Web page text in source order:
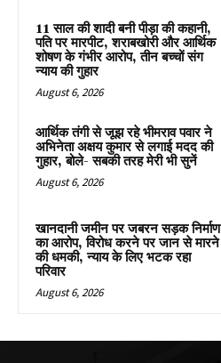
11 साल की शादी बनी पीड़ा की कहानी,
पति पर मारपीट, शराबखोरी और आर्थिक
शोषण के गंभीर आरोप, तीन बच्चों संग
न्याय की गुहार
August 6, 2026
आर्थिक तंगी से जूझ रहे भीमराव पवार ने
अभिनेता अक्षय कुमार से लगाई मदद की
गुहार, बोले- सबकी तरह मेरी भी सुनें
August 6, 2026
खानदानी जमीन पर जबरन सड़क निर्माण
का आरोप, विरोध करने पर जान से मारने
की धमकी, न्याय के लिए भटक रहा
परिवार
August 6, 2026